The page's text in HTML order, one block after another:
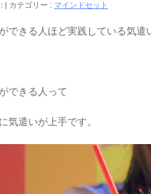
カテゴリー : マインドセット
できる人ほど実践している気遣
できる人って
気遣いが上手です。